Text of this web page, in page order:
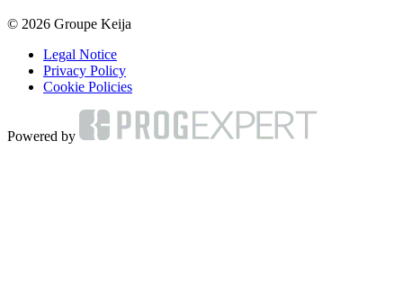
© 2026 Groupe Keija
Legal Notice
Privacy Policy
Cookie Policies
Powered by